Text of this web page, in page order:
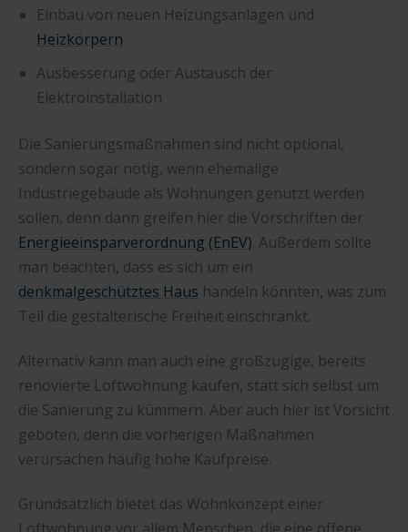
Einbau von neuen Heizungsanlagen und
Heizkörpern
Ausbesserung oder Austausch der
Elektroinstallation
Die Sanierungsmaßnahmen sind nicht optional,
sondern sogar nötig, wenn ehemalige
Industriegebäude als Wohnungen genutzt werden
sollen, denn dann greifen hier die Vorschriften der
Energieeinsparverordnung (EnEV). Außerdem sollte
man beachten, dass es sich um ein
denkmalgeschütztes Haus handeln könnten, was zum
Teil die gestalterische Freiheit einschränkt.
Alternativ kann man auch eine großzügige, bereits
renovierte Loftwohnung kaufen, statt sich selbst um
die Sanierung zu kümmern. Aber auch hier ist Vorsicht
geboten, denn die vorherigen Maßnahmen
verursachen häufig hohe Kaufpreise.
Grundsätzlich bietet das Wohnkonzept einer